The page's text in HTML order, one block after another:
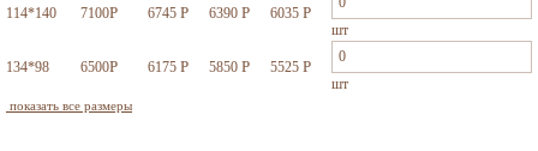
114*140 7100Р 6745 Р 6390 Р 6035 Р
шт
134*98 6500Р 6175 Р 5850 Р 5525 Р
шт
показать все размеры